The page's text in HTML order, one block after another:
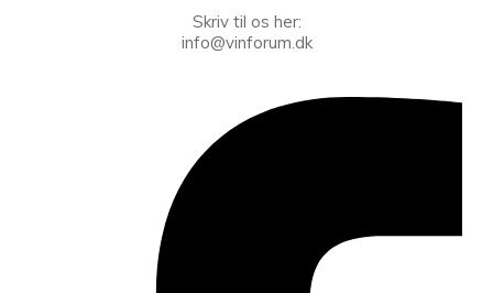
Skriv til os her:
info@vinforum.dk